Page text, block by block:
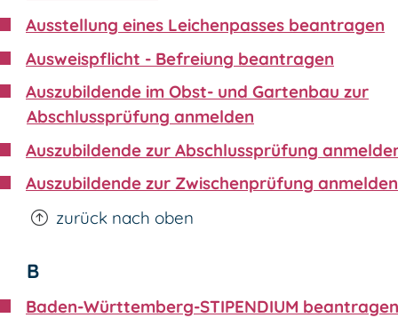
Ausstellung eines Leichenpasses beantragen
Ausweispflicht - Befreiung beantragen
Auszubildende im Obst- und Gartenbau zur
Abschlussprüfung anmelden
Auszubildende zur Abschlussprüfung
Auszubildende zur Zwischenprüfung anmelden
zurück nach oben
B
Baden-Württemberg-STIPENDIUM beantragen